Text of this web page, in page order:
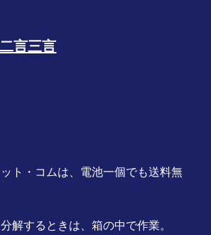
言三言
ト・コムは、電池一個でも送料無
解するときは、箱の中で作業。